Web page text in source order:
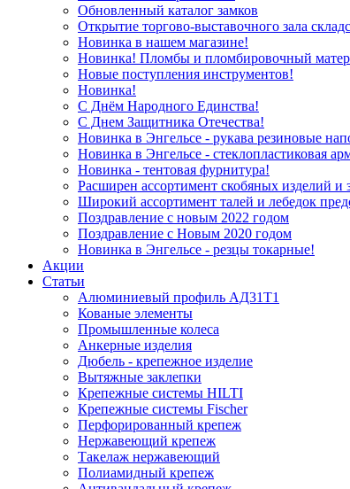
Обновленный каталог замков
Открытие торгово-выставочного зала
Новинка в нашем магазине!
Новинка! Пломбы и пломбировочный
Новые поступления инструментов!
Новинка!
С Днём Народного Единства!
С Днем Защитника Отечества!
Новинка в Энгельсе - рукава резиновые
Новинка в Энгельсе - стеклопластиковая
Новинка - тентовая фурнитура!
Расширен ассортимент скобяных изделий и
Широкий ассортимент талей и лебедок
Поздравление с новым 2022 годом
Поздравление с Новым 2020 годом
Новинка в Энгельсе - резцы токарные!
Акции
Статьи
Алюминиевый профиль АД31Т1
Кованые элементы
Промышленные колеса
Анкерные изделия
Дюбель - крепежное изделие
Вытяжные заклепки
Крепежные системы HILTI
Крепежные системы Fischer
Перфорированный крепеж
Нержавеющий крепеж
Такелаж нержавеющий
Полиамидный крепеж